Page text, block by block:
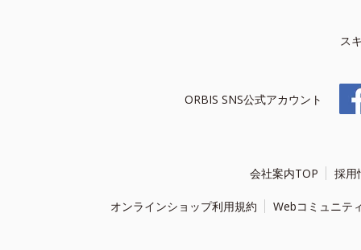
ス
ORBIS SNS公式アカウント
会社案内TOP 採用
オンラインショップ利用規約 Webコミュニテ